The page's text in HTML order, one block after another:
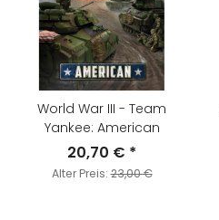
World War III - Team
Yankee: American
20,70 € *
Alter Preis:23,00 €